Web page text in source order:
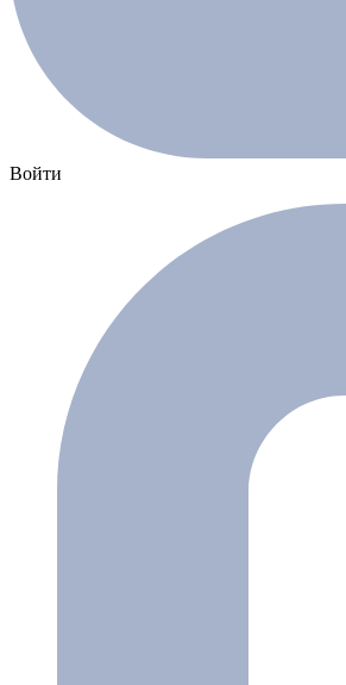
Войти